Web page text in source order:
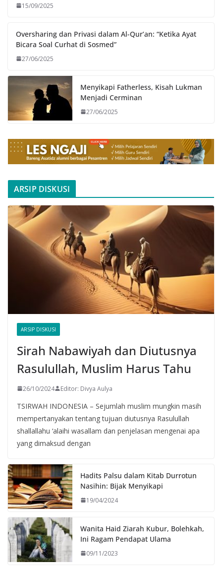
15/09/2025
Oversharing dan Privasi dalam Al-Qur’an: “Ketika Ayat
Bicara Soal Curhat di Sosmed”
27/06/2025
Menyikapi Fatherless, Kisah Lukman
Menjadi Cerminan
27/06/2025
ARSIP DISKUSI
ARSIP DISKUSI
Sirah Nabawiyah dan Diutusnya
Rasulullah, Muslim Harus Tahu
26/10/2024 Editor: Divya Aulya
TSIRWAH INDONESIA – Sejumlah muslim mungkin masih
mempertanyakan tentang tujuan diutusnya Rasulullah
shallallahu ‘alaihi wasallam dan penjelasan mengenai apa
yang dimaksud dengan
Hadits Palsu dalam Kitab Durrotun
Nasihin: Bijak Menyikapi
19/04/2024
Wanita Haid Ziarah Kubur, Bolehkah,
Ini Ragam Pendapat Ulama
09/11/2023